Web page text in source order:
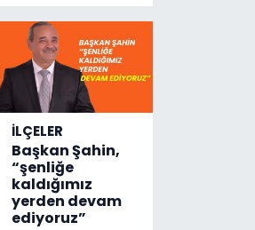
geldi...
Meğer, kan
donduracak
olaylar
olmuş...
İLÇELER
Başkan Şahin,
“şenliğe
kaldığımız
yerden devam
ediyoruz”